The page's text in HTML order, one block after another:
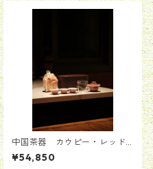
中国茶器 カウピー・レッド
磁器 携帯用工夫茶器セット
（手描き青花魚藻文様）
¥54,850